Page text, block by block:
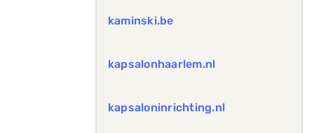
kaminski.be
kapsalonhaarlem.nl
kapsaloninrichting.nl